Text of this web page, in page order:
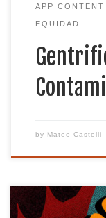
APP
EQUIDAD
by Mateo Castelli
El concepto de